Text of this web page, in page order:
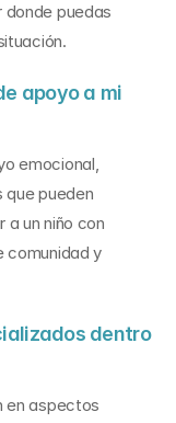
donde puedas
apoyo a mi
emocional,
pueden
un niño con
comunidad y
dentro
en aspectos